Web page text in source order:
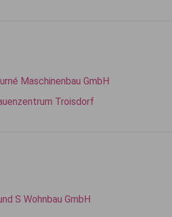
Maschinenbau GmbH
Troisdorf
S Wohnbau GmbH